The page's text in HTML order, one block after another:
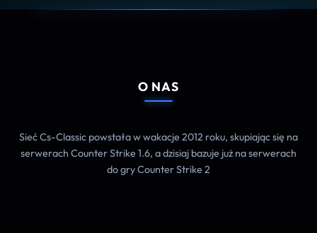
O NAS
Sieć Cs-Classic powstała w wakacje 2012 roku, skupiając się na
serwerach Counter Strike 1.6, a dzisiaj bazuje już na serwerach
do gry Counter Strike 2